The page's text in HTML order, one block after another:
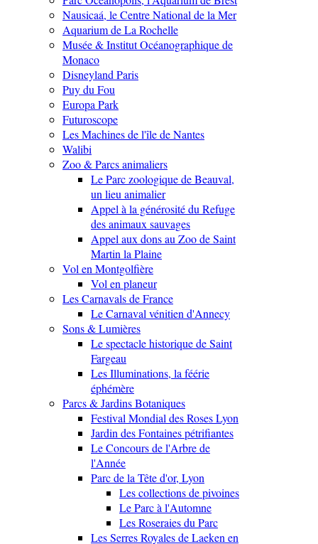
Nausicaá, le Centre National de la Mer
Aquarium de La Rochelle
Musée & Institut Océanographique de
Monaco
Disneyland Paris
Puy du Fou
Europa Park
Futuroscope
Les Machines de l'île de Nantes
Walibi
Zoo & Parcs animaliers
Le Parc zoologique de Beauval,
un lieu animalier
Appel à la générosité du Refuge
des animaux sauvages
Appel aux dons au Zoo de Saint
Martin la Plaine
Vol en Montgolfière
Vol en planeur
Les Carnavals de France
Le Carnaval vénitien d'Annecy
Sons & Lumières
Le spectacle historique de Saint
Fargeau
Les Illuminations, la féérie
éphémère
Parcs & Jardins Botaniques
Festival Mondial des Roses Lyon
Jardin des Fontaines pétrifiantes
Le Concours de l'Arbre de
l'Année
Parc de la Tête d'or, Lyon
Les collections de pivoines
Le Parc à l'Automne
Les Roseraies du Parc
Les Serres Royales de Laeken en